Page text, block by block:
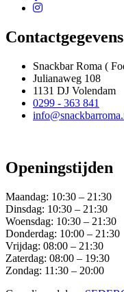
Contactgegevens
Snackbar Roma (
Julianaweg 108
1131 DJ Volendam
0299 - 363 841
Openingstijden
Maandag: 10:30 – 21:30
Dinsdag: 10:30 – 21:30
Woensdag: 10:30 – 21:30
Donderdag: 10:00 – 21:30
Vrijdag: 08:00 – 21:30
Zaterdag: 08:00 – 19:30
Zondag: 11:30 – 20:00